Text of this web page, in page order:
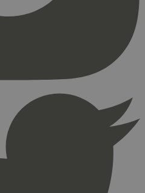
tillater
29
minutter
54
sekunder
minutter